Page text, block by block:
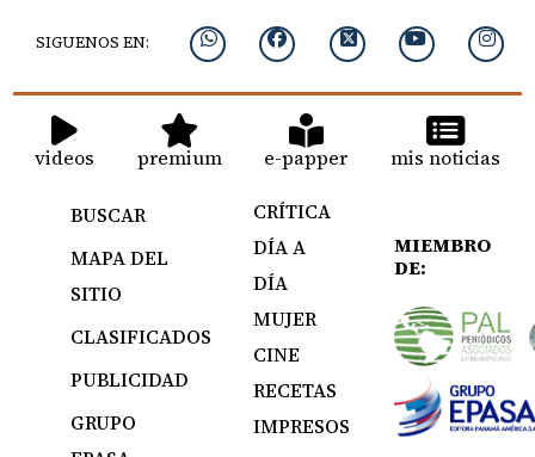
SIGUENOS EN:
videos premium e-papper mis noticias
BUSCAR
MAPA DEL
SITIO
CLASIFICADOS
PUBLICIDAD
GRUPO
CRÍTICA
DÍA A
DÍA
MUJER
CINE
RECETAS
IMPRESOS
MIEMBRO
DE: